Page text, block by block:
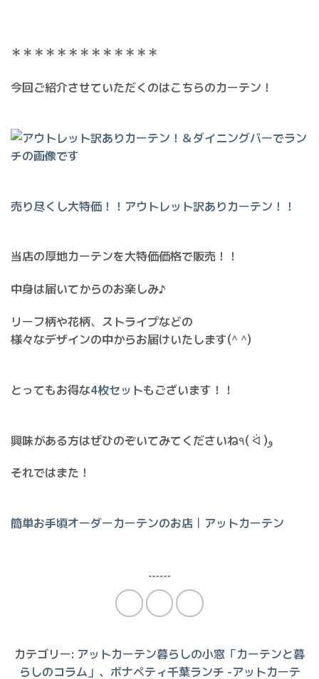
＊＊＊＊＊＊＊＊＊＊＊＊＊
今回ご紹介させていただくのはこちらのカーテン！
売り尽くし大特価！！アウトレット訳ありカーテン！！
当店の厚地カーテンを大特価価格で販売！！
中身は届いてからのお楽しみ♪
リーフ柄や花柄、ストライプなどの
様々なデザインの中からお届けいたします(^ ^)
とってもお得な4枚セットもございます！！
興味がある方はぜひのぞいてみてくださいね٩( ᐛ )و
それではまた！
簡単お手頃オーダーカーテンのお店｜アットカーテン
カテゴリー: アットカーテン暮らしの小窓「カーテンと暮
らしのコラム」 、 ボナペティ千葉ランチ -アットカーテ